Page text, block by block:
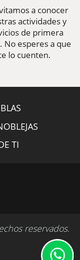
a conocer
actividades y
de primera
No esperes a que
lo cuenten.
TI
reservados.